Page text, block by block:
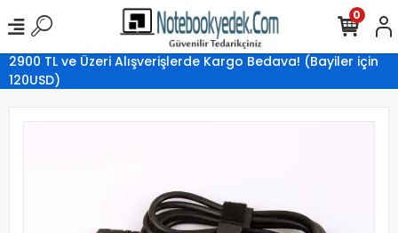
2900 TL ve Üzeri Alışverişlerde Kargo Bedava! (Bayiler için
120USD)
0